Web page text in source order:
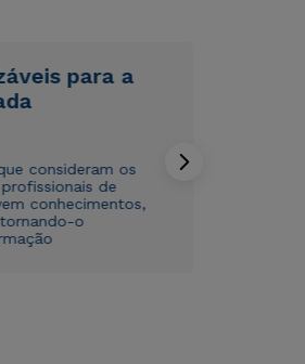
para a
consideram os
de
conhecimentos,
o
aPolítica de Privacidade.
sejam utilizados para o
da Cruzeiro do Sul.
aPolítica de Privacidade.
sejam utilizados para o
da Cruzeiro do Sul.